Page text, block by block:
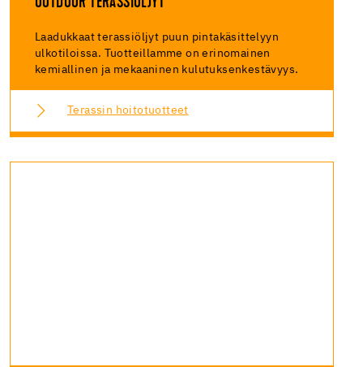
Laadukkaat terassiöljyt puun pintakäsittelyyn
ulkotiloissa. Tuotteillamme on erinomainen
kemiallinen ja mekaaninen kulutuksenkestävyys.
Terassin hoitotuotteet